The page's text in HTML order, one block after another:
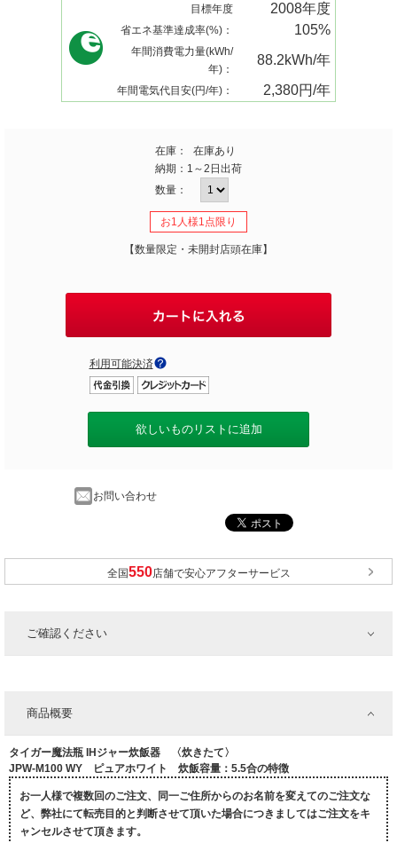
目標年度 2008年度
省エネ基準達成率(%)： 105%
年間消費電力量(kWh/
年)：
88.2kWh/年
年間電気代目安(円/年)： 2,380円/年
在庫：
在庫あり
納期： 1～2日出荷
数量：
お1人様1点限り
【数量限定・未開封店頭在庫】
利用可能決済
欲しいものリストに追加
お問い合わせ
全国 店舗で安心アフターサービス
ご確認ください
商品概要
タイガー魔法瓶 IHジャー炊飯器 〈炊きたて〉
JPW-M100 WY ピュアホワイト 炊飯容量：5.5合の特徴
お一人様で複数回のご注文、同一ご住所からのお名前を変えてのご注文な
ど、弊社にて転売目的と判断させて頂いた場合につきましてはご注文をキ
ャンセルさせて頂きます。